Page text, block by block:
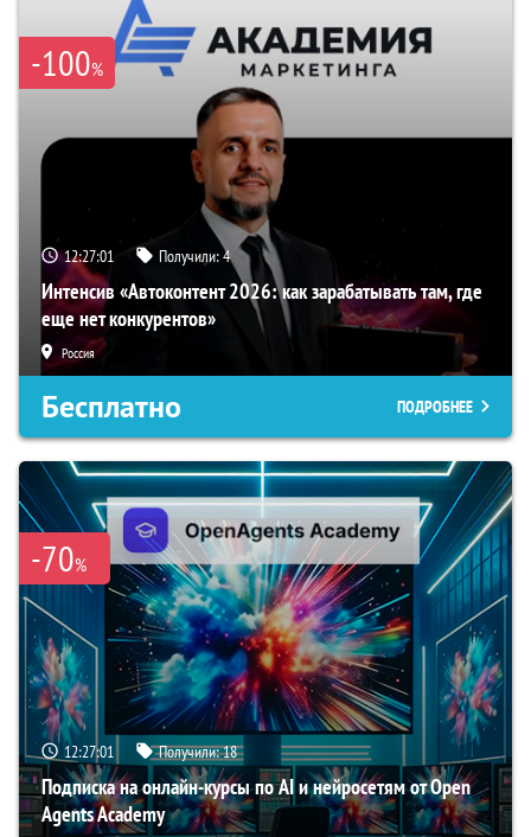
-100%
12:27:00 Получили:4
Интенсив «Автоконтент 2026: как зарабатывать там, где
еще нет конкурентов»
Россия
Бесплатно ПОДРОБНЕЕ
-70%
12:27:00 Получили:18
Подписка на онлайн-курсы по AI и нейросетям от Open
Agents Academy